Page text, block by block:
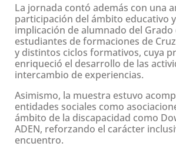
La jornada contó además con una
participación del ámbito educativo
implicación de alumnado del Grado
estudiantes de formaciones de Cruz
y distintos ciclos formativos, cuya
enriqueció el desarrollo de las
intercambio de experiencias.
Asimismo, la muestra estuvo
entidades sociales como
ámbito de la discapacidad como
ADEN, reforzando el carácter
encuentro.